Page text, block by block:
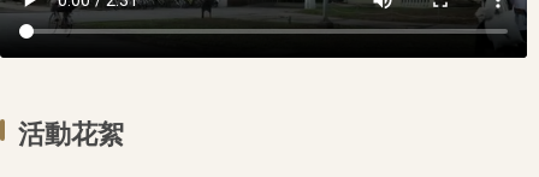
活動花絮